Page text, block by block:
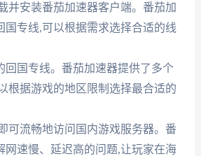
并安装番茄加速器客户端。番茄加
国专线,可以根据需求选择合适的线
回国专线。番茄加速器提供了多个
根据游戏的地区限制选择最合适的
可流畅地访问国内游戏服务器。番
网速慢、延迟高的问题,让玩家在海